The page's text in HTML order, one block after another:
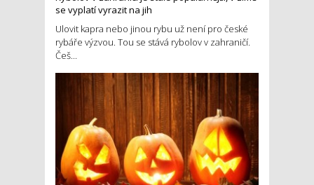
se vyplatí vyrazit na jih
Ulovit kapra nebo jinou rybu už není pro české
rybáře výzvou. Tou se stává rybolov v zahraničí.
Češ...